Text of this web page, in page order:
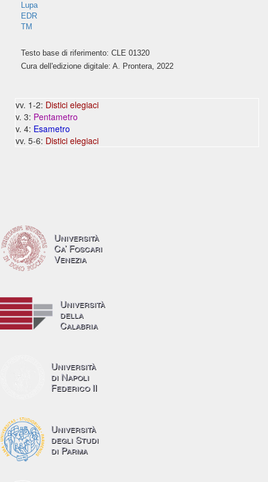
Lupa
EDR
TM
Testo base di riferimento: CLE 01320
Cura dell'edizione digitale: A. Prontera, 2022
vv. 1-2: Distici elegiaci
v. 3: Pentametro
v. 4: Esametro
vv. 5-6: Distici elegiaci
Università
Ca’ Foscari
Venezia
Università
della
Calabria
Università
di Napoli
Federico II
Università
degli Studi
di Parma